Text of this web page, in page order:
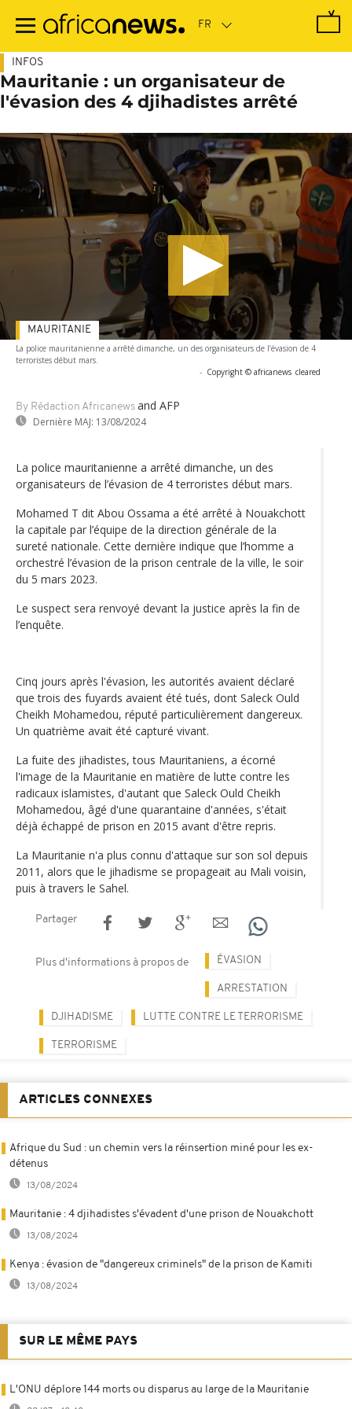
contenu
INFOS
Mauritanie : un organisateur de
l'évasion des 4 djihadistes arrêté
La police mauritanienne a arrêté dimanche, un des organisateurs de l’évasion de 4
terroristes début mars.
- Copyright © africanews cleared
By Rédaction Africanews and AFP
Dernière MAJ: 13/08/2024
MAURITANIE
La police mauritanienne a arrêté dimanche, un des
organisateurs de l’évasion de 4 terroristes début mars.
Mohamed T dit Abou Ossama a été arrêté à Nouakchott
la capitale par l’équipe de la direction générale de la
sureté nationale. Cette dernière indique que l’homme a
orchestré l’évasion de la prison centrale de la ville, le soir
du 5 mars 2023.
Le suspect sera renvoyé devant la justice après la fin de
l’enquête.
Cinq jours après l'évasion, les autorités avaient déclaré
que trois des fuyards avaient été tués, dont Saleck Ould
Cheikh Mohamedou, réputé particulièrement dangereux.
Un quatrième avait été capturé vivant.
La fuite des jihadistes, tous Mauritaniens, a écorné
l'image de la Mauritanie en matière de lutte contre les
radicaux islamistes, d'autant que Saleck Ould Cheikh
Mohamedou, âgé d'une quarantaine d'années, s'était
déjà échappé de prison en 2015 avant d'être repris.
La Mauritanie n'a plus connu d'attaque sur son sol depuis
2011, alors que le jihadisme se propageait au Mali voisin,
puis à travers le Sahel.
Partager
Plus d'informations à propos de ÉVASION
ARRESTATION
DJIHADISME LUTTE CONTRE LE TERRORISME
TERRORISME
ARTICLES CONNEXES
Afrique du Sud : un chemin vers la réinsertion miné pour les ex-
détenus
13/08/2024
Mauritanie : 4 djihadistes s'évadent d'une prison de Nouakchott
13/08/2024
Kenya : évasion de "dangereux criminels" de la prison de Kamiti
13/08/2024
SUR LE MÊME PAYS
L'ONU déplore 144 morts ou disparus au large de la Mauritanie